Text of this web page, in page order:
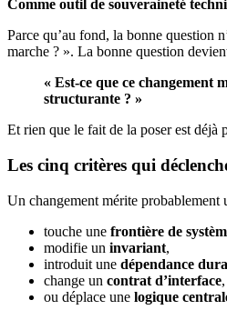
Comme outil de souveraineté
Parce qu’au fond, la bonne question
marche ? ». La bonne question
« Est-ce que ce changement
structurante ? »
Et rien que le fait de la poser est déjà
Les cinq critères qui
Un changement mérite probablement
touche une frontière de
modifie un invariant,
introduit une dépendance
change un contrat d’interface,
ou déplace une logique